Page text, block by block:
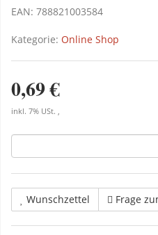
EAN: 788821003584
Kategorie: Online Shop
0,69 €
inkl. 7% USt. ,
Wunschzettel Frage